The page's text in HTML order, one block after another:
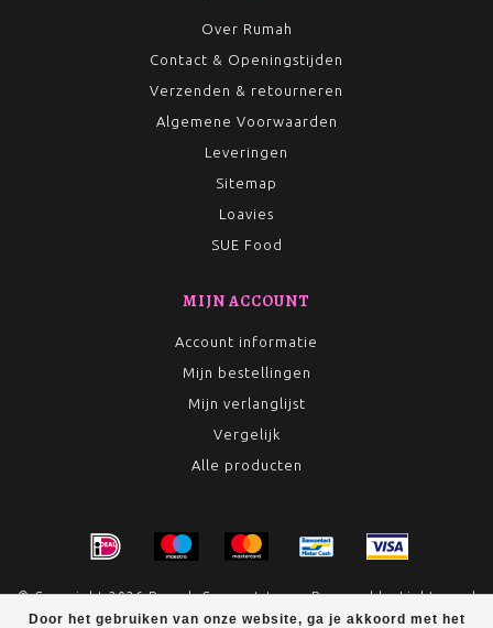
Door het gebruiken van onze website, ga je akkoord met het
Over Rumah
Contact & Openingstijden
Verzenden & retourneren
Algemene Voorwaarden
Leveringen
Sitemap
Loavies
SUE Food
MIJN ACCOUNT
Account informatie
Mijn bestellingen
Mijn verlanglijst
Vergelijk
Alle producten
© Copyright 2026 Rumah Conceptstore - Powered byLightspeed
- Theme by Dyvelopment